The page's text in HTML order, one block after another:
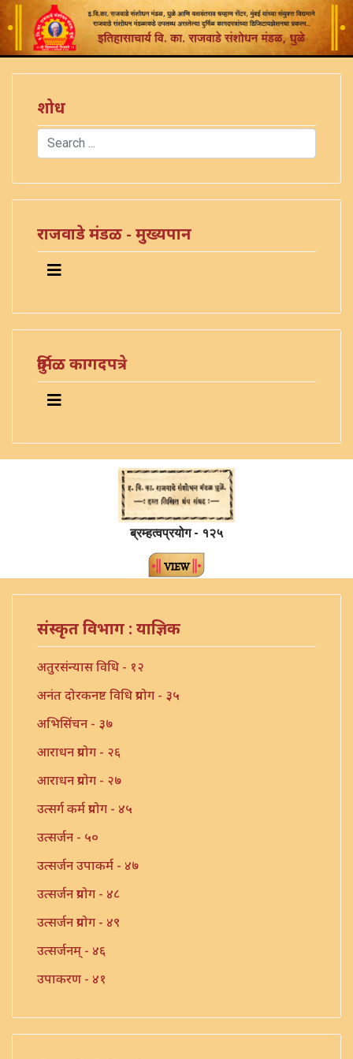
शोध
Search
राजवाडे मंडळ - मुख्यपान
दुर्मिळ कागदपत्रे
ब्रम्हत्वप्रयोग - १२५
संस्कृत विभाग : याज्ञिक
अतुरसंन्यास विधि - १२
अनंत दोरकनष्ट विधि प्रयोग - ३५
अभिसिंचन - ३७
आराधन प्रयोग - २६
आराधन प्रयोग - २७
उत्सर्ग कर्म प्रयोग - ४५
उत्सर्जन - ५०
उत्सर्जन उपाकर्म - ४७
उत्सर्जन प्रयोग - ४८
उत्सर्जन प्रयोग - ४९
उत्सर्जनम् - ४६
उपाकरण - ४१
उपाकर्म - ४३